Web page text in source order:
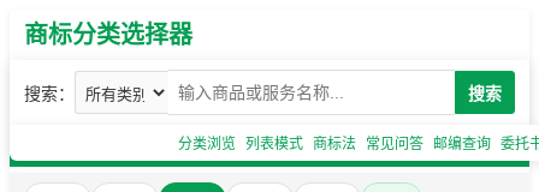
商标分类选择器
搜索： 搜索
分类浏览 列表模式 商标法 常见问答 邮编查询 委托